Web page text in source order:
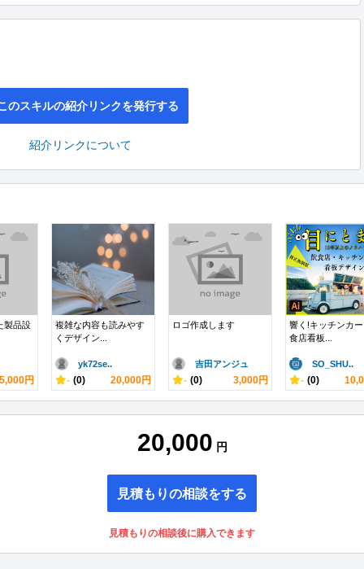
のスキルの紹介リンクを発行する
紹介リンクについて
製品設
円
複雑な内容も読みやす
くデザイン...
yk72se..
- (0) 20,000円
ロゴ作成します
吉田アンジュ
- (0) 3,000円
響く!キッチンカ
食店看板...
SO_SHU..
- (0)
20,000 円
見積もりの相談をする
見積もりの相談後に購入できます